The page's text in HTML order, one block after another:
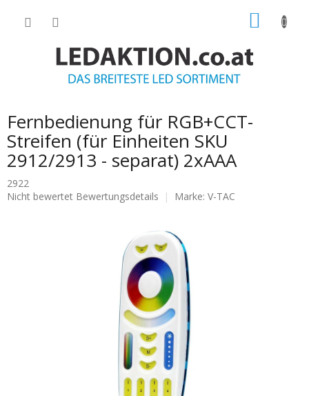
Fernbedienung für RGB+CCT-
Streifen (für Einheiten SKU
2912/2913 - separat) 2xAAA
2922
Die
Nicht bewertet Bewertungsdetails Marke: V-TAC